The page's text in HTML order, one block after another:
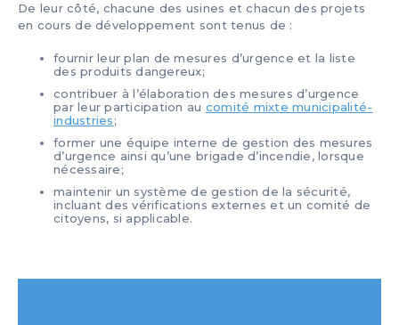
De leur côté, chacune des usines et chacun des projets
en cours de développement sont tenus de :
fournir leur plan de mesures d’urgence et la liste
des produits dangereux;
contribuer à l’élaboration des mesures d’urgence
par leur participation au comité mixte municipalité-
industries;
former une équipe interne de gestion des mesures
d’urgence ainsi qu’une brigade d’incendie, lorsque
nécessaire;
maintenir un système de gestion de la sécurité,
incluant des vérifications externes et un comité de
citoyens, si applicable.